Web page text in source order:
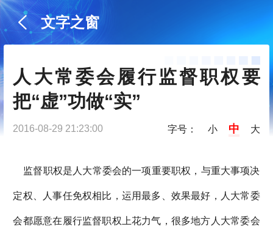
文字之窗
人大常委会履行监督职权要
把“虚”功做“实”
2016-08-29 21:23:00 字号： 小 中 大
监督职权是人大常委会的一项重要职权，与重大事项决
定权、人事任免权相比，运用最多、效果最好，人大常委
会都愿意在履行监督职权上花力气，很多地方人大常委会